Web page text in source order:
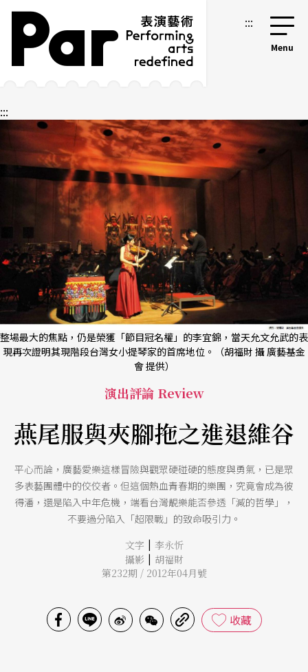
跳到主要內容區塊
網站導覽 :::
:::
整場最大的焦點，仍是榮獲「節目冠名權」的李宜錦，當天允文允武的表
現再次證明其現階段台灣女小提琴家的首席地位。（胡福財 攝 廣藝基金
會 提供）
演出評論 Review
燕尾服與夾腳拖之進退維谷
平心而論，廣藝愛樂這樣冒險與觀眾硬碰硬的態度與勇氣，已是眾
多表藝團體中的佼佼者。但這個熱血青春期的樂團，究竟會成為彼
得潘，還是陷入中年危機，端看台灣靚樂能否參透「減的哲學」，
不要過分陷入「超限戰」的致命吸引力。
文字 | 李永忻
攝影 | 胡福財
第232期 / 2012年04月號
收藏